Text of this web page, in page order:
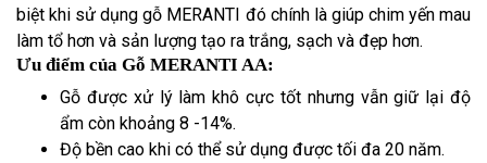
biệt khi sử dụng gỗ MERANTI đó chính là giúp chim yến mau
làm tổ hơn và sản lượng tạo ra trắng, sạch và đẹp hơn.
Ưu điểm của Gỗ MERANTI AA:
Gỗ được xử lý làm khô cực tốt nhưng vẫn giữ lại độ
ẩm còn khoảng 8 -14%.
Độ bền cao khi có thể sử dụng được tối đa 20 năm.